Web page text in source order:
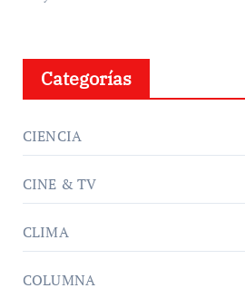
Categorías
CIENCIA
CINE & TV
CLIMA
COLUMNA